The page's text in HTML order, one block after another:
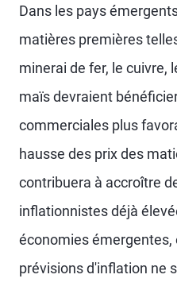
Dans les pays
matières premières
minerai de fer, le cuivre,
maïs devraient
commerciales plus
hausse des prix des
contribuera à accroître
inflationnistes déjà
économies
prévisions d'inflation ne